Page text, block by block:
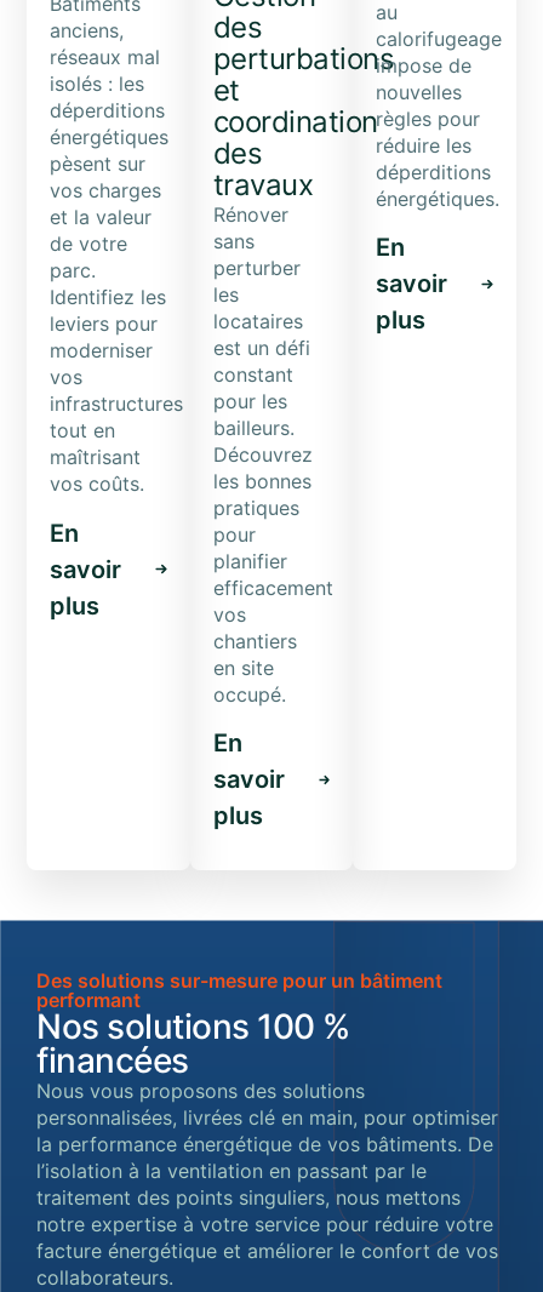
anciens,
réseaux mal
isolés : les
déperditions
énergétiques
pèsent sur
vos charges
et la valeur
de votre
parc.
Identifiez les
leviers pour
moderniser
vos
infrastructures
tout en
maîtrisant
vos coûts.
En
savoir
plus
des
perturbations
et
coordination
des
travaux
Rénover
sans
perturber
les
locataires
est un défi
constant
pour les
bailleurs.
Découvrez
les bonnes
pratiques
pour
planifier
efficacement
vos
chantiers
en site
occupé.
En
savoir
plus
au
calorifugeage
impose de
nouvelles
règles pour
réduire les
déperditions
énergétiques.
En
savoir
plus
Des solutions sur-mesure pour un bâtiment
performant
Nos solutions 100 %
financées
Nous vous proposons des solutions
personnalisées, livrées clé en main, pour optimiser
la performance énergétique de vos bâtiments. De
l’isolation à la ventilation en passant par le
traitement des points singuliers, nous mettons
notre expertise à votre service pour réduire votre
facture énergétique et améliorer le confort de vos
collaborateurs.